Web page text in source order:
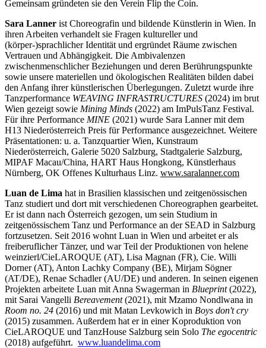
Gemeinsam gründeten sie den Verein Flip the Coin.
Sara Lanner ist Choreografin und bildende Künstlerin in Wien. In
ihren Arbeiten verhandelt sie Fragen kultureller und
(körper-)sprachlicher Identität und ergründet Räume zwischen
Vertrauen und Abhängigkeit. Die Ambivalenzen
zwischenmenschlicher Beziehungen und deren Berührungspunkte
sowie unsere materiellen und ökologischen Realitäten bilden dabei
den Anfang ihrer künstlerischen Überlegungen. Zuletzt wurde ihre
Tanzperformance WEAVING INFRASTRUCTURES (2024) im brut
Wien gezeigt sowie Mining Minds (2022) am ImPulsTanz Festival.
Für ihre Performance MINE (2021) wurde Sara Lanner mit dem
H13 Niederösterreich Preis für Performance ausgezeichnet. Weitere
Präsentationen: u. a. Tanzquartier Wien, Kunstraum
Niederösterreich, Galerie 5020 Salzburg, Stadtgalerie Salzburg,
MIPAF Macau/China, HART Haus Hongkong, Künstlerhaus
Nürnberg, OK Offenes Kulturhaus Linz. www.saralanner.com
Luan de Lima hat in Brasilien klassischen und zeitgenössischen
Tanz studiert und dort mit verschiedenen Choreographen gearbeitet.
Er ist dann nach Österreich gezogen, um sein Studium in
zeitgenössischem Tanz und Performance an der SEAD in Salzburg
fortzusetzen. Seit 2016 wohnt Luan in Wien und arbeitet er als
freiberuflicher Tänzer, und war Teil der Produktionen von helene
weinzierl/CieLAROQUE (AT), Lisa Magnan (FR), Cie. Willi
Dorner (AT), Anton Lachky Company (BE), Mirjam Sögner
(AT/DE), Renae Schadler (AU/DE) und anderen. In seinen eigenen
Projekten arbeitete Luan mit Anna Swagerman in Blueprint(2022),
mit Sarai Vangelli Bereavement(2021), mit Mzamo Nondlwana in
Room no. 24 (2016) und mit Matan Levkowich in Boys don't cry
(2015) zusammen. Außerdem hat er in einer Koproduktion von
CieLAROQUE und TanzHouse Salzburg sein Solo The egocentric
(2018) aufgeführt. www.luandelima.com